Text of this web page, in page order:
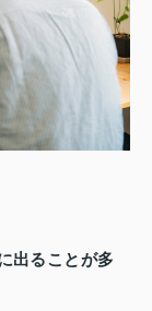
出ることが多